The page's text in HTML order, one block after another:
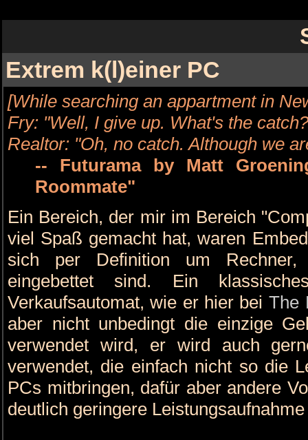
Extrem k(l)einer PC
[While searching an appartment in
Fry: "Well, I give up. What's the
Realtor: "Oh, no catch. Although we
-- Futurama by Matt
Roommate"
Ein Bereich, der mir im Bereich
viel Spaß gemacht hat, waren
sich per Definition um
eingebettet sind. Ein
Verkaufsautomat, wie er hier bei The
aber nicht unbedingt die einzige
verwendet wird, er wird auch
verwendet, die einfach nicht so die
PCs mitbringen, dafür aber andere
deutlich geringere